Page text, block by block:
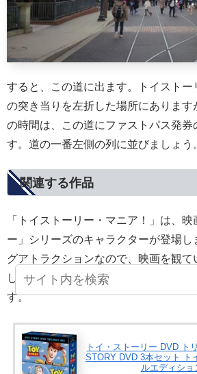
すると、この道に出ます。トイストー
の突き当りを左折した場所にあります
の時間は、この道にファストパス発券
す。道の一番左側の列に並びましょう
関連する作品
「トイストーリー・マニア！」は、映
ー」シリーズのキャラクターが登場し
グアトラクションなので、映画を観て
しめますが、映画を観賞しておいた
す。
トイ・ストーリー DVD ト
STORY DVD 3本セット ト
ルエディショ